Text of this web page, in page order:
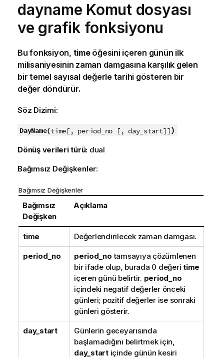
dayname Komut dosyası
ve grafik fonksiyonu
Bu fonksiyon, timeöğesini içeren günün ilk
milisaniyesinin zaman damgasına karşılık gelen
bir temel sayısal değerle tarihi gösteren bir
değer döndürür.
Söz Dizimi:
DayName(time[, period_no [, day_start]])
Dönüş verileri türü: dual
Bağımsız Değişkenler:
Bağımsız Değişkenler
Bağımsız
Değişken
Açıklama
time Değerlendirilecek zaman damgası.
period_no period_no tamsayıya çözümlenen
bir ifade olup, burada 0 değeri time
içeren günü belirtir. period_no
içindeki negatif değerler önceki
günleri; pozitif değerler ise sonraki
günleri gösterir.
day_start
Günlerin geceyarısında
başlamadığını belirtmek için,
day_startiçinde günün kesiri